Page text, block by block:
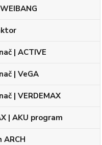
| ACTIVE
| VeGA
| VERDEMAX
| AKU program